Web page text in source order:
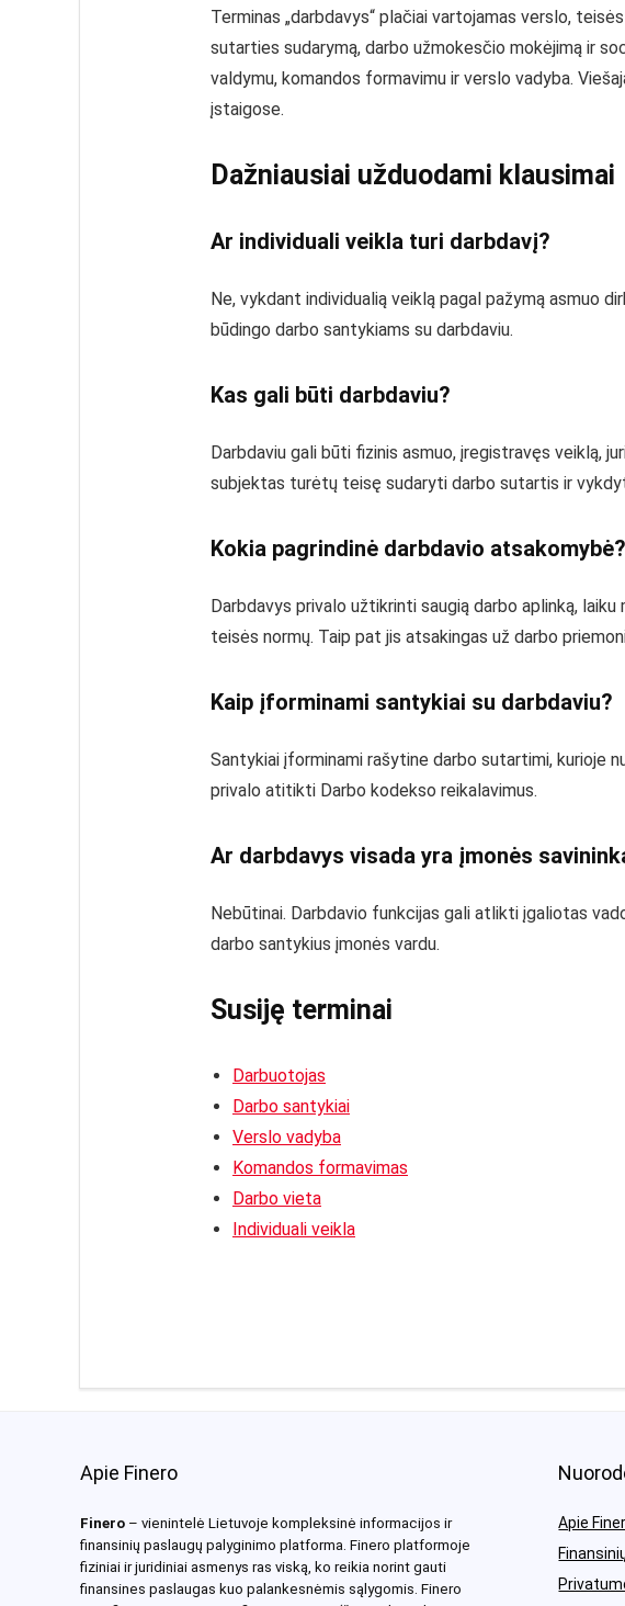
Terminas „darbdavys“ plačiai vartojamas verslo,
sutarties sudarymą, darbo užmokesčio mokėjimą ir
valdymu, komandos formavimu ir verslo vadyba.
įstaigose.
Dažniausiai užduodami klausimai
Ar individuali veikla turi darbdavį?
Ne, vykdant individualią veiklą pagal pažymą asmuo
būdingo darbo santykiams su darbdaviu.
Kas gali būti darbdaviu?
Darbdaviu gali būti fizinis asmuo, įregistravęs veiklą,
subjektas turėtų teisę sudaryti darbo sutartis ir
Kokia pagrindinė darbdavio atsakomybė?
Darbdavys privalo užtikrinti saugią darbo aplinką,
teisės normų. Taip pat jis atsakingas už darbo
Kaip įforminami santykiai su darbdaviu?
Santykiai įforminami rašytine darbo sutartimi, kurioje
privalo atitikti Darbo kodekso reikalavimus.
Ar darbdavys visada yra įmonės
Nebūtinai. Darbdavio funkcijas gali atlikti įgaliotas
darbo santykius įmonės vardu.
Susiję terminai
Darbuotojas
Darbo santykiai
Verslo vadyba
Komandos formavimas
Darbo vieta
Individuali veikla
Apie Finero
Finero– vienintelė Lietuvoje kompleksinė informacijos ir
finansinių paslaugų palyginimo platforma. Finero platformoje
fiziniai ir juridiniai asmenys ras viską, ko reikia norint gauti
finansines paslaugas kuo palankesnėmis sąlygomis. Finero
Apie